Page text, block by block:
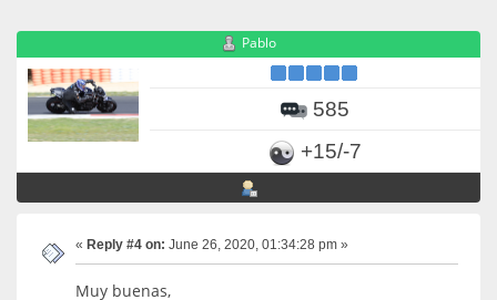
Pablo
585
+15/-7
« Reply #4 on: June 26, 2020, 01:34:28 pm »
Muy buenas,